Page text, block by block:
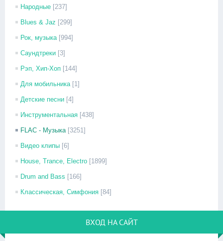
Народные [237]
Blues & Jaz [299]
Рок, музыка [994]
Саундтреки [3]
Рэп, Хип-Хоп [144]
Для мобильника [1]
Детские песни [4]
Инструментальная [438]
FLAC - Музыка [3251]
Видео клипы [6]
House, Trance, Electro [1899]
Drum and Bass [166]
Классическая, Симфония [84]
ВХОД НА САЙТ